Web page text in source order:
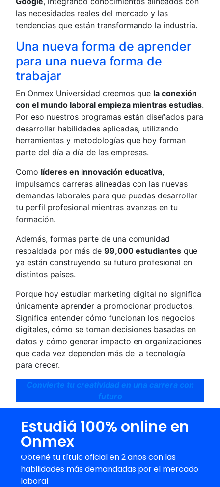
las necesidades reales del mercado y las
tendencias que están transformando la industria.
Una nueva forma de aprender
para una nueva forma de
trabajar
En Onmex Universidad creemos que la conexión
con el mundo laboral empieza mientras estudias.
Por eso nuestros programas están diseñados para
desarrollar habilidades aplicadas, utilizando
herramientas y metodologías que hoy forman
parte del día a día de las empresas.
Como líderes en innovación educativa,
impulsamos carreras alineadas con las nuevas
demandas laborales para que puedas desarrollar
tu perfil profesional mientras avanzas en tu
formación.
Además, formas parte de una comunidad
respaldada por más de99,000 estudiantes que
ya están construyendo su futuro profesional en
distintos países.
Porque hoy estudiar marketing digital no significa
únicamente aprender a promocionar productos.
Significa entender cómo funcionan los negocios
digitales, cómo se toman decisiones basadas en
datos y cómo generar impacto en organizaciones
que cada vez dependen más de la tecnología
para crecer.
Convierte tu creatividad en una carrera con
futuro
Estudiá 100% online en
Onmex
Obtené tu título oficial en 2 años con las
habilidades más demandadas por el mercado
laboral